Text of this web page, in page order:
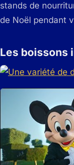
stands de
de Noël pendant
Les boissons